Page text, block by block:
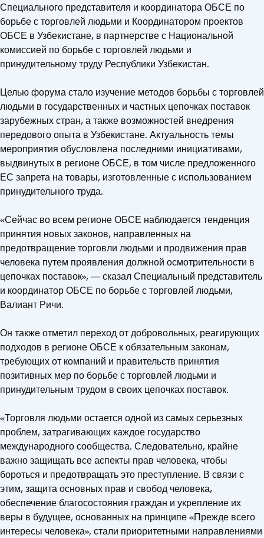
Специального представителя и координатора ОБСЕ по
борьбе с торговлей людьми и Координатором проектов
ОБСЕ в Узбекистане, в партнерстве с Национальной
комиссией по борьбе с торговлей людьми и
принудительному труду Республики Узбекистан.
Целью форума стало изучение методов борьбы с торговлей
людьми в государственных и частных цепочках поставок
зарубежных стран, а также возможностей внедрения
передового опыта в Узбекистане. Актуальность темы
мероприятия обусловлена последними инициативами,
выдвинутых в регионе ОБСЕ, в том числе предложенного
ЕС запрета на товары, изготовленные с использованием
принудительного труда.
«Сейчас во всем регионе ОБСЕ наблюдается тенденция
принятия новых законов, направленных на
предотвращение торговли людьми и продвижения прав
человека путем проявления должной осмотрительности в
цепочках поставок», — сказал Специальный представитель
и координатор ОБСЕ по борьбе с торговлей людьми,
Валиант Ричи.
Он также отметил переход от добровольных, реагирующих
подходов в регионе ОБСЕ к обязательным законам,
требующих от компаний и правительств принятия
позитивных мер по борьбе с торговлей людьми и
принудительным трудом в своих цепочках поставок.
«Торговля людьми остается одной из самых серьезных
проблем, затрагивающих каждое государство
международного сообщества. Следовательно, крайне
важно защищать все аспекты прав человека, чтобы
бороться и предотвращать это преступление. В связи с
этим, защита основных прав и свобод человека,
обеспечение благосостояния граждан и укрепление их
веры в будущее, основанных на принципе «Прежде всего
интересы человека», стали приоритетными направлениями